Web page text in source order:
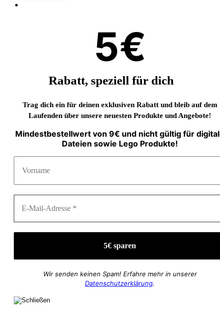
5€
Rabatt, speziell für dich
Trag dich ein für deinen exklusiven Rabatt und bleib auf dem
Laufenden über unsere neuesten Produkte und Angebote!
Mindestbestellwert von 9€ und nicht gültig für
Dateien sowie Lego Produkte!
Wir senden keinen Spam! Erfahre mehr in unserer
Datenschutzerklärung.